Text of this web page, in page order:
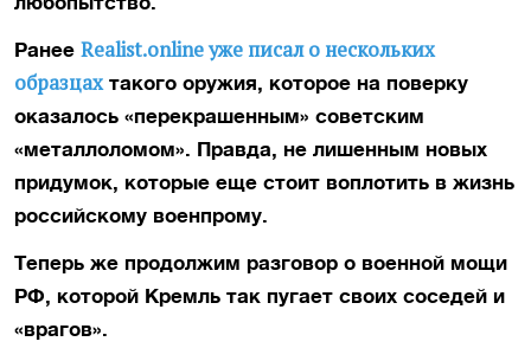
Ранее Realist.online уже писал о нескольких
образцахтакого оружия, которое на поверку
оказалось «перекрашенным» советским
«металлоломом». Правда, не лишенным новых
придумок, которые еще стоит воплотить в жизнь
российскому военпрому.
Теперь же продолжим разговор о военной мощи
РФ, которой Кремль так пугает своих соседей и
«врагов».